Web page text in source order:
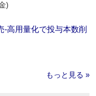
)
‐高用量化で投与本数削
もっと見る »